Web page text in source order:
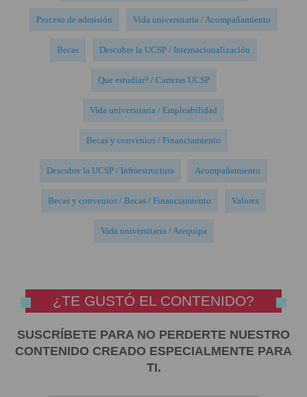
Proceso de admisión Vida universitaria / Acompañamiento
Becas Descubre la UCSP / Internacionalización
Que estudiar? / Carreras UCSP
Vida universitaria / Empleabilidad
Becas y convenios / Financiamiento
Descubre la UCSP / Infraestructura Acompañamiento
Becas y convenios / Becas / Financiamiento Valores
Vida universitaria / Arequipa
¿TE GUSTÓ EL CONTENIDO?
SUSCRÍBETE PARA NO PERDERTE NUESTRO
CONTENIDO CREADO ESPECIALMENTE PARA
TI.